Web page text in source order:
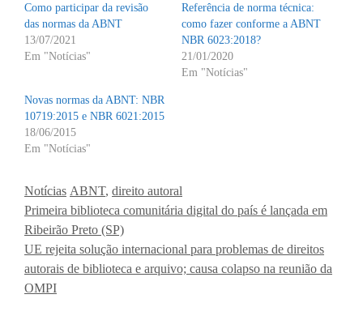
Como participar da revisão
das normas da ABNT
13/07/2021
Em "Notícias"
Referência de norma técnica:
como fazer conforme a ABNT
NBR 6023:2018?
21/01/2020
Em "Notícias"
Novas normas da ABNT: NBR
10719:2015 e NBR 6021:2015
18/06/2015
Em "Notícias"
Categorias
Notícias Tags
ABNT, direito autoral
Primeira biblioteca comunitária digital do país é lançada em
Ribeirão Preto (SP)
UE rejeita solução internacional para problemas de direitos
autorais de biblioteca e arquivo; causa colapso na reunião da
OMPI